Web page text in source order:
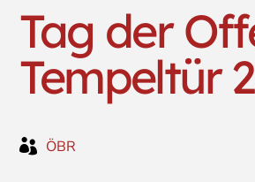
Tag der
Tempeltür
 ÖBR